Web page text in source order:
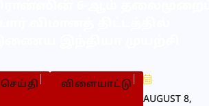
செய்தி
விளையாட்டு
AUGUST 8,